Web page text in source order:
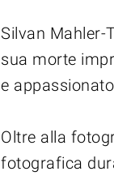
Silvan Mahler-
sua morte
e
Oltre alla
fotografica